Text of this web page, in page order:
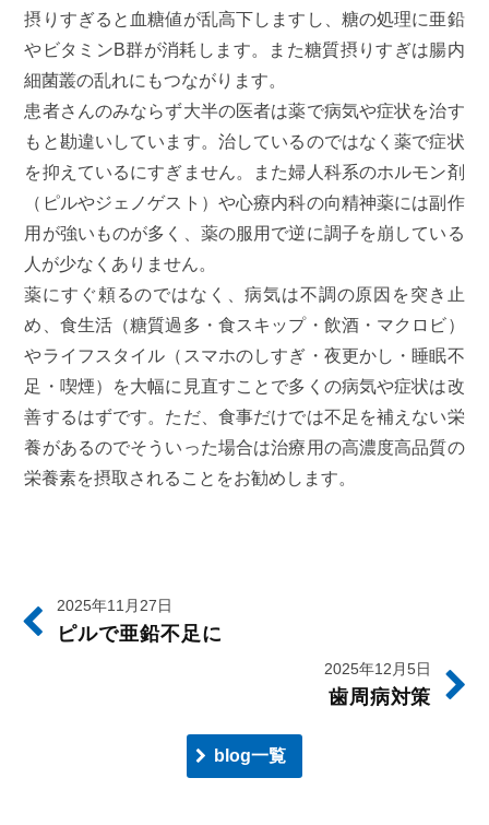
摂りすぎると血糖値が乱高下しますし、糖の処理に亜鉛
やビタミンB群が消耗します。また糖質摂りすぎは腸内
細菌叢の乱れにもつながります。
患者さんのみならず大半の医者は薬で病気や症状を治す
もと勘違いしています。治しているのではなく薬で症状
を抑えているにすぎません。また婦人科系のホルモン剤
（ピルやジェノゲスト）や心療内科の向精神薬には副作
用が強いものが多く、薬の服用で逆に調子を崩している
人が少なくありません。
薬にすぐ頼るのではなく、病気は不調の原因を突き止
め、食生活（糖質過多・食スキップ・飲酒・マクロビ）
やライフスタイル（スマホのしすぎ・夜更かし・睡眠不
足・喫煙）を大幅に見直すことで多くの病気や症状は改
善するはずです。ただ、食事だけでは不足を補えない栄
養があるのでそういった場合は治療用の高濃度高品質の
栄養素を摂取されることをお勧めします。
2025年11月27日
ピルで亜鉛不足に
2025年12月5日
歯周病対策
blog一覧